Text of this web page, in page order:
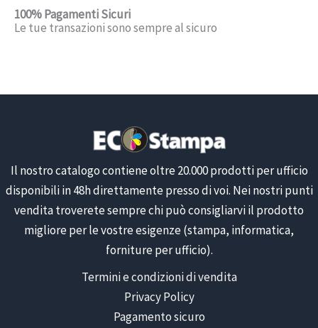
100% Pagamenti Sicuri
Le tue transazioni sono sempre al sicuro
Il nostro catalogo contiene oltre 20.000 prodotti per ufficio
disponibili in 48h direttamente presso di voi. Nei nostri punti
vendita troverete sempre chi può consigliarvi il prodotto
migliore per le vostre esigenze (stampa, informatica,
forniture per ufficio).
Termini e condizioni di vendita
Privacy Policy
Pagamento sicuro